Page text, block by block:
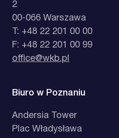
2
00-066 Warszawa
T: +48 22 201 00 00
F: +48 22 201 00 99
office@wkb.pl
Biuro w Poznaniu
Andersia Tower
Plac Władysława